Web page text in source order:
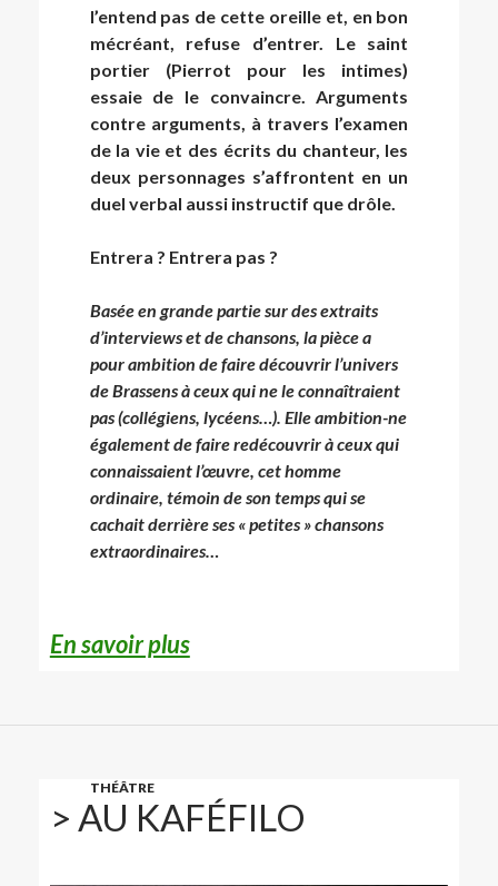
l’entend pas de cette oreille et, en bon
mécréant, refuse d’entrer. Le saint
portier (Pierrot pour les intimes)
essaie de le convaincre. Arguments
contre arguments, à travers l’examen
de la vie et des écrits du chanteur, les
deux personnages s’affrontent en un
duel verbal aussi instructif que drôle.
Entrera ? Entrera pas ?
Basée en grande partie sur des extraits
d’interviews et de chansons, la pièce a
pour ambition de faire découvrir l’univers
de Brassens à ceux qui ne le connaîtraient
pas (collégiens, lycéens…). Elle ambition-ne
également de faire redécouvrir à ceux qui
connaissaient l’œuvre, cet homme
ordinaire, témoin de son temps qui se
cachait derrière ses « petites » chansons
extraordinaires…
En savoir plus
THÉÂTRE
> AU KAFÉFILO